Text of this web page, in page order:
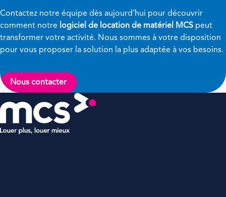
Contactez notre équipe dès aujourd’hui pour découvrir
comment notre logiciel de location de matériel MCS peut
transformer votre activité. Nous sommes à votre disposition
pour vous proposer la solution la plus adaptée à vos besoins.
Nous contacter